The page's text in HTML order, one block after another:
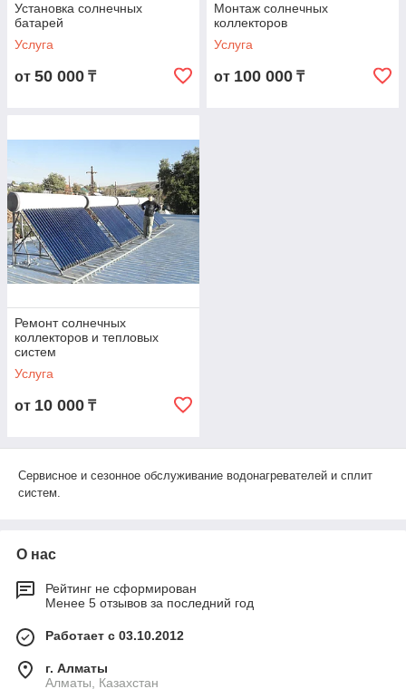
Установка солнечных
батарей
Услуга
от 50 000 ₸
Монтаж солнечных
коллекторов
Услуга
от 100 000 ₸
Ремонт солнечных
коллекторов и тепловых
систем
Услуга
от 10 000 ₸
Сервисное и сезонное обслуживание водонагревателей и сплит
систем.
О нас
Рейтинг не сформирован
Менее 5 отзывов за последний год
Работает с 03.10.2012
г. Алматы
Алматы, Казахстан